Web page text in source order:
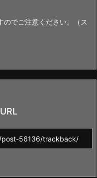
のでご注意ください。（ス